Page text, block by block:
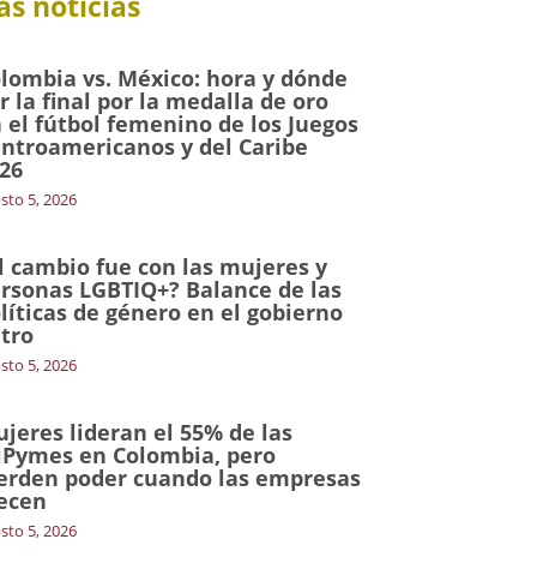
vs. México: hora y dónde
la final por la medalla de oro
el fútbol femenino de los Juegos
y del Caribe
5, 2026
cambio fue con las mujeres y
LGBTIQ+? Balance de las
de género en el gobierno
5, 2026
lideran el 55% de las
en Colombia, pero
poder cuando las empresas
5, 2026